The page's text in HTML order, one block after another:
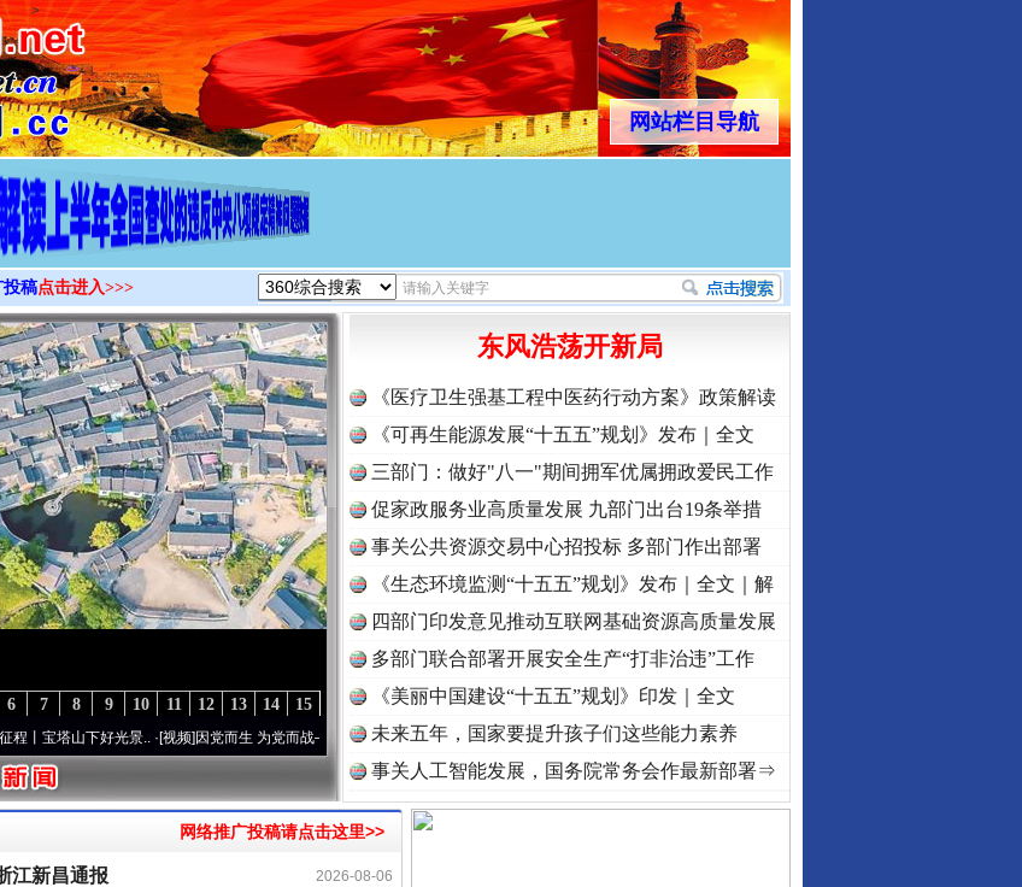
>
网站栏目导航
投稿点击进入>>>
15
14
13
12
11
10
9
8
7
6
山下好光景..·[视频]因党而生 为党而战——百年“纪”事⑧加强纪律..·[视频]牢记初心使命 奋进复兴征程丨“转折之城”激荡..
东风浩荡开新局
《医疗卫生强基工程中医药行动方案》政策解读
《可再生能源发展“十五五”规划》发布｜全文
三部门：做好"八一"期间拥军优属拥政爱民工作
促家政服务业高质量发展 九部门出台19条举措
事关公共资源交易中心招投标 多部门作出部署
《生态环境监测“十五五”规划》发布｜全文｜解
读
四部门印发意见推动互联网基础资源高质量发展
多部门联合部署开展安全生产“打非治违”工作
《美丽中国建设“十五五”规划》印发｜全文
未来五年，国家要提升孩子们这些能力素养
事关人工智能发展，国务院常务会作最新部署⇒
网络推广投稿请点击这里>>
2026-08-06
江新昌通报